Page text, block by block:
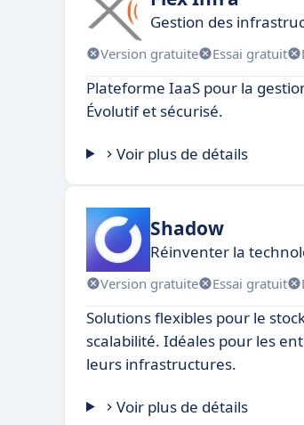
Gestion des
Version gratuite Essai gratuit
Plateforme IaaS pour la
Évolutif et sécurisé.
Voir plus de détails
Shadow
Réinventer la
Version gratuite Essai gratuit
Solutions flexibles pour le
scalabilité. Idéales pour les
leurs infrastructures.
Voir plus de détails